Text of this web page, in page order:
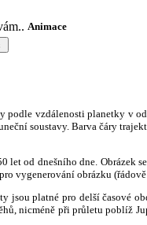
Animace
vzdálenosti planetky v
soustavy. Barva čáry
od dnešního dne. Obrázek
vygenerování obrázku (řádově
jsou platné pro delší
nicméně při průletu poblíž